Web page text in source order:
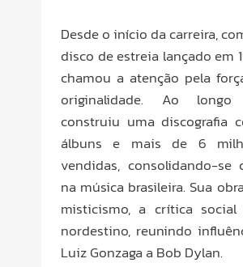
Desde o início da carreira,
disco de estreia lançado em
chamou a atenção pela
originalidade. Ao longo
construiu uma discografia
álbuns e mais de 6
vendidas, consolidando-se
na música brasileira. Sua
misticismo, a crítica
nordestino, reunindo
Luiz Gonzaga a Bob Dylan.